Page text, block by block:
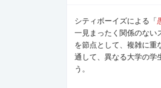
シティボーイズによる「
一見まったく関係のない
を節点として、複雑に
通して、異なる大学の学
う。